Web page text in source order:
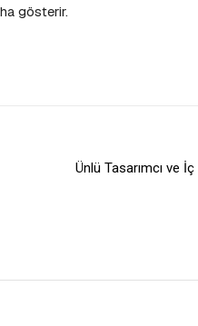
gösterir.
Ünlü Tasarımcı ve